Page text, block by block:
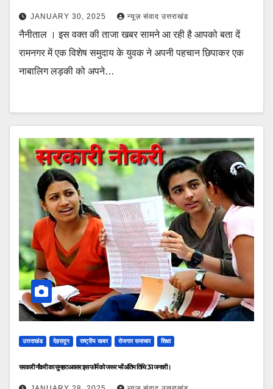
JANUARY 30, 2025 न्यूज़ संवाद उत्तराखंड
नैनीताल । इस वक्त की ताजा खबर सामने आ रही है आपको बता दें
रामनगर में एक विशेष समुदाय के युवक ने अपनी पहचान छिपाकर एक
नाबालिग लड़की को अपने…
उत्तराखंड देहरादून राष्ट्रीय खबर रोजगार समाचार शिक्षा
सरकारी नौकरी का सुनहरा अवसर इस फॉर्म को जरूर भरें अंतिम तिथि 31 जनवरी।